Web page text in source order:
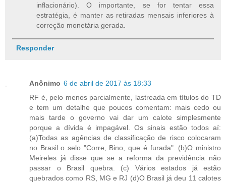
inflacionário). O importante, se for tentar essa
estratégia, é manter as retiradas mensais inferiores à
correção monetária gerada.
Responder
Anônimo 6 de abril de 2017 às 18:33
RF é, pelo menos parcialmente, lastreada em títulos do TD
e tem um detalhe que poucos comentam: mais cedo ou
mais tarde o governo vai dar um calote simplesmente
porque a dívida é impagável. Os sinais estão todos aí:
(a)Todas as agências de classificação de risco colocaram
no Brasil o selo "Corre, Bino, que é furada". (b)O ministro
Meireles já disse que se a reforma da previdência não
passar o Brasil quebra. (c) Vários estados já estão
quebrados como RS, MG e RJ (d)O Brasil já deu 11 calotes